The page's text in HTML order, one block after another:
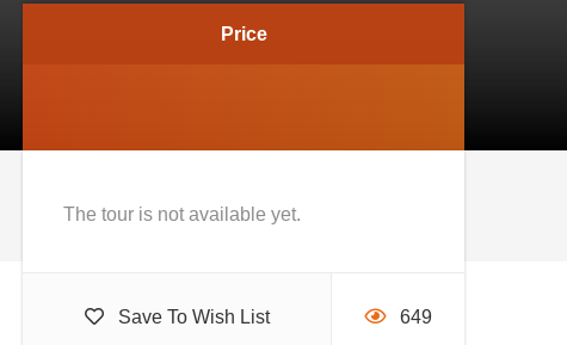
Price
The tour is not available yet.
Save To Wish List 649